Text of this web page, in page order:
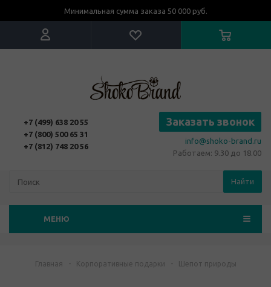
Минимальная сумма заказа 50 000 руб.
+7 (499) 638 20 55
+7 (800) 500 65 31
+7 (812) 748 20 56
Заказать звонок
info@shoko-brand.ru
Работаем: 9.30 до 18.00
Найти
МЕНЮ
Главная - Корпоративные подарки - Шепот природы